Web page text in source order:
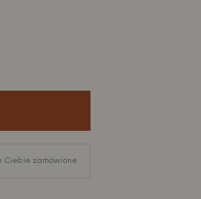
Ciebie zamówione